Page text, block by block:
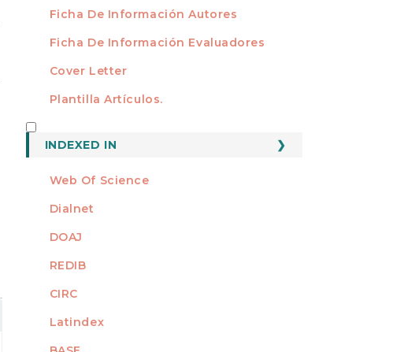
Ficha De Información Autores
Ficha De Información Evaluadores
Cover Letter
Plantilla Artículos.
INDEXED IN
Web Of Science
Dialnet
DOAJ
REDIB
CIRC
Latindex